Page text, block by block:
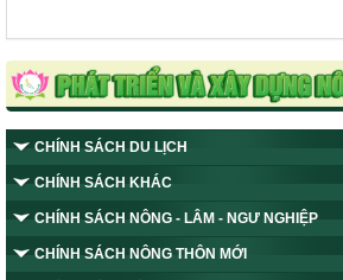
CHÍNH SÁCH DU LỊCH
CHÍNH SÁCH KHÁC
CHÍNH SÁCH NÔNG - LÂM - NGƯ NGHIỆP
CHÍNH SÁCH NÔNG THÔN MỚI